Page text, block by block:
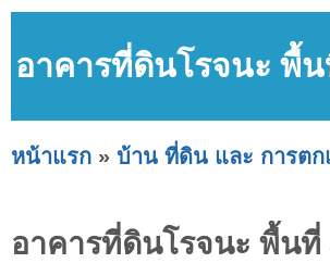
อาคารที่ดินโรจนะ พื้
หน้าแรก » บ้าน ที่ดิน และ การตก
อาคารที่ดินโรจนะ พื้นที่